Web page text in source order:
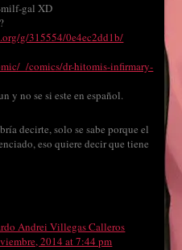
gal XD
g/315554/0e4ec2dd1b/
_/comics/dr-hitomis-infirmary-
y no se si este en español.
decirte, solo se sabe porque el
eso quiere decir que tiene
Andrei Villegas Calleros
2014 at 7:44 pm